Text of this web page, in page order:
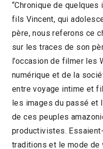
“Chronique de quelques
fils Vincent, qui
père, nous referons ce
sur les traces de son
l’occasion de filmer les
numérique et de la
entre voyage intime et
les images du passé et
de ces peuples
productivistes.
traditions et le mode de